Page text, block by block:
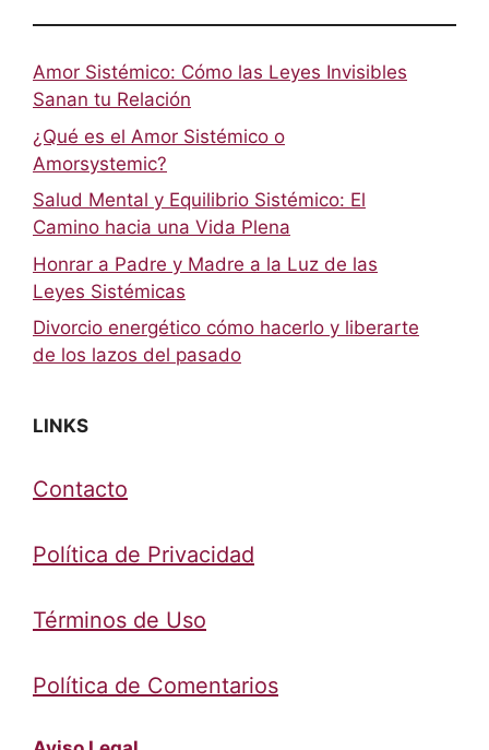
Amor Sistémico: Cómo las Leyes Invisibles
Sanan tu Relación
¿Qué es el Amor Sistémico o
Amorsystemic?
Salud Mental y Equilibrio Sistémico: El
Camino hacia una Vida Plena
Honrar a Padre y Madre a la Luz de las
Leyes Sistémicas
Divorcio energético cómo hacerlo y liberarte
de los lazos del pasado
LINKS
Contacto
Política de Privacidad
Términos de Uso
Política de Comentarios